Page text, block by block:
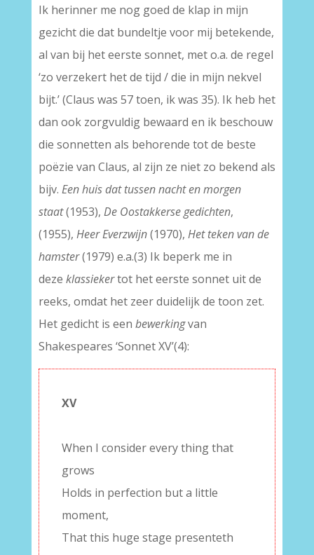
Ik herinner me nog goed de klap in mijn
gezicht die dat bundeltje voor mij betekende,
al van bij het eerste sonnet, met o.a. de regel
‘zo verzekert het de tijd / die in mijn nekvel
bijt.’ (Claus was 57 toen, ik was 35). Ik heb het
dan ook zorgvuldig bewaard en ik beschouw
die sonnetten als behorende tot de beste
poëzie van Claus, al zijn ze niet zo bekend als
bijv. Een huis dat tussen nacht en morgen
staat(1953), De Oostakkerse gedichten,
(1955), Heer Everzwijn(1970), Het teken van de
hamster(1979) e.a.(3) Ik beperk me in
deze klassiekertot het eerste sonnet uit de
reeks, omdat het zeer duidelijk de toon zet.
Het gedicht is een bewerkingvan
Shakespeares ‘Sonnet XV’(4):
XV
When I consider every thing that
grows
Holds in perfection but a little
moment,
That this huge stage presenteth